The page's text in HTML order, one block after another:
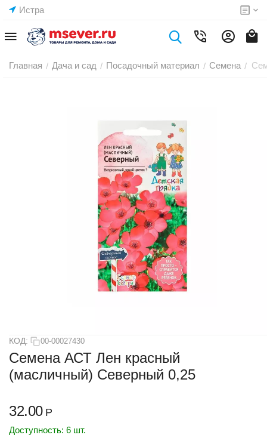
Истра
Главная / Дача и сад / Посадочный материал / Семена /
КОД: 00-00027430
Семена АСТ Лен красный
(масличный) Северный 0,25
32.00 Р
Доступность: 6 шт.